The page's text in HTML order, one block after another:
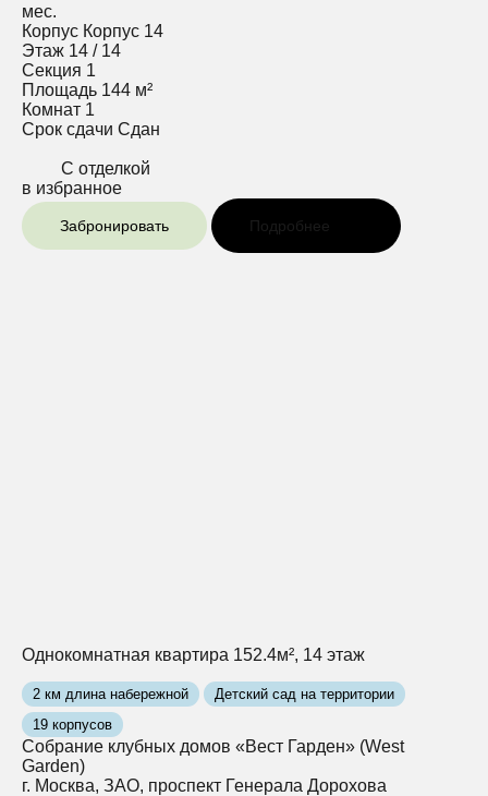
мес.
Корпус Корпус 14
Этаж 14 / 14
Секция 1
Площадь 144 м²
Комнат 1
Срок сдачи Сдан
С отделкой
в избранное
Забронировать Подробнее
Однокомнатная квартира 152.4м², 14 этаж
2 км длина набережной
Детский сад на территории
19 корпусов
Собрание клубных домов «Вест Гарден» (West
Garden)
г. Москва, ЗАО, проспект Генерала Дорохова